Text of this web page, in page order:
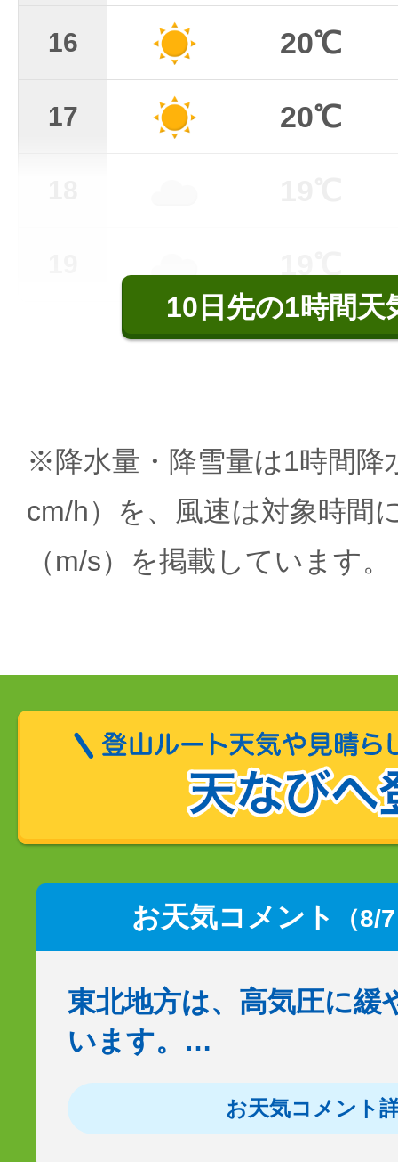
16 20℃
17 20℃
10日先の1時間天
※降水量・降雪量は1時間降
cm/h）を、風速は対象時間
（m/s）を掲載しています。
お天気コメント （8/
東北地方は、高気圧に緩
います。…
お天気コメント